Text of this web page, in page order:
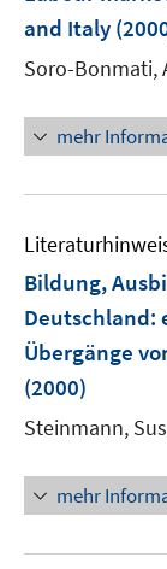
and Italy
Soro-Bonmati,
mehr
Bildung,
Deutschland:
Übergänge
(2000)
Steinmann,
mehr